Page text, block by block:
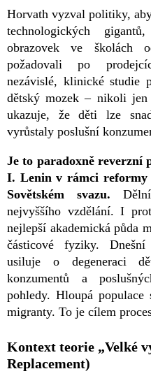
Horvath vyzval politiky,
technologických
obrazovek ve školách
požadovali po
nezávislé, klinické studie
dětský mozek – nikoli
ukazuje, že děti lze
vyrůstaly poslušní
Je to paradoxně reverzní
I. Lenin v rámci reformy
Sovětském svazu.
nejvyššího vzdělání. I
nejlepší akademická půda
částicové fyziky.
usiluje o degeneraci
konzumentů a
pohledy. Hloupá populace
migranty. To je cílem
Kontext teorie „Velké
Replacement)